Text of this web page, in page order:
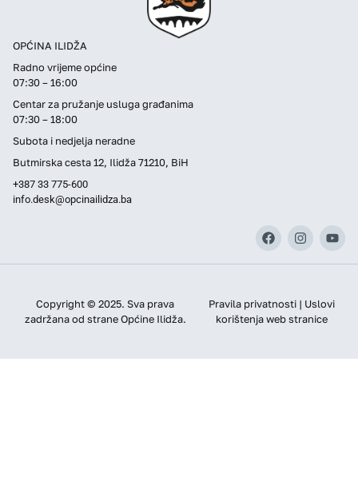
OPĆINA ILIDŽA
Radno vrijeme općine
07:30 – 16:00
Centar za pružanje usluga građanima
07:30 – 18:00
Subota i nedjelja neradne
Butmirska cesta 12, Ilidža 71210, BiH
+387 33 775-600
info.desk@opcinailidza.ba
Copyright © 2025. Sva prava
zadržana od strane Općine Ilidža.
Pravila privatnosti | Uslovi
korištenja web stranice